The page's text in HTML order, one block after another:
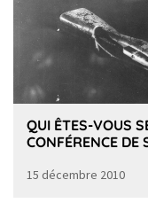
QUI ÊTES-VOUS
CONFÉRENCE DE
15 décembre 2010